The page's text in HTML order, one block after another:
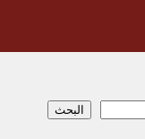
البحث